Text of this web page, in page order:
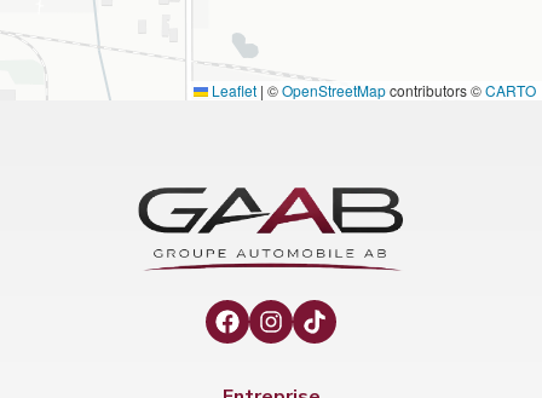
Leaflet | ©OpenStreetMapcontributors ©CARTO